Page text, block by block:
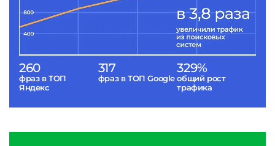
260
фраз в ТОП
Яндекс
317
фраз в ТОП Google
329%
общий рост
трафика